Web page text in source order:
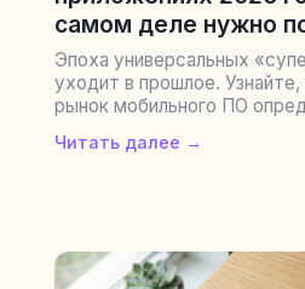
самом деле нужно
Эпоха универсальных
уходит в прошлое.
рынок мобильного ПО
Читать далее →